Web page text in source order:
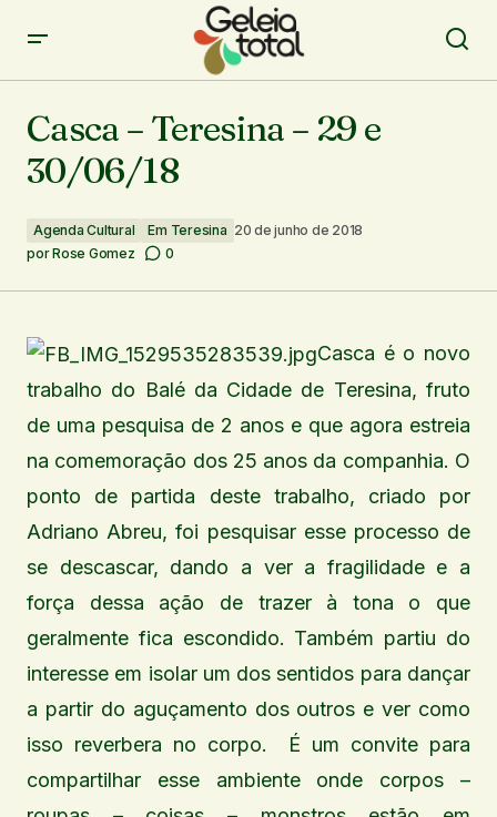
Casca – Teresina – 29 e
30/06/18
Agenda Cultural Em Teresina 20 de junho de 2018
porRose Gomez 0
Casca é o novo
trabalho do Balé da Cidade de Teresina, fruto
de uma pesquisa de 2 anos e que agora estreia
na comemoração dos 25 anos da companhia. O
ponto de partida deste trabalho, criado por
Adriano Abreu, foi pesquisar esse processo de
se descascar, dando a ver a fragilidade e a
força dessa ação de trazer à tona o que
geralmente fica escondido. Também partiu do
interesse em isolar um dos sentidos para dançar
a partir do aguçamento dos outros e ver como
isso reverbera no corpo. É um convite para
compartilhar esse ambiente onde corpos –